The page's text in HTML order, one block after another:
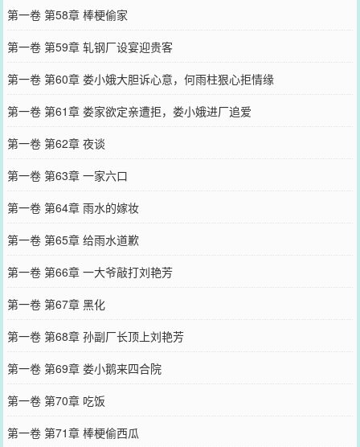
第一卷 第58章 棒梗偷家
第一卷 第59章 轧钢厂设宴迎贵客
第一卷 第60章 娄小娥大胆诉心意，何雨柱狠心拒情缘
第一卷 第61章 娄家欲定亲遭拒，娄小娥进厂追爱
第一卷 第62章 夜谈
第一卷 第63章 一家六口
第一卷 第64章 雨水的嫁妆
第一卷 第65章 给雨水道歉
第一卷 第66章 一大爷敲打刘艳芳
第一卷 第67章 黑化
第一卷 第68章 孙副厂长顶上刘艳芳
第一卷 第69章 娄小鹅来四合院
第一卷 第70章 吃饭
第一卷 第71章 棒梗偷西瓜